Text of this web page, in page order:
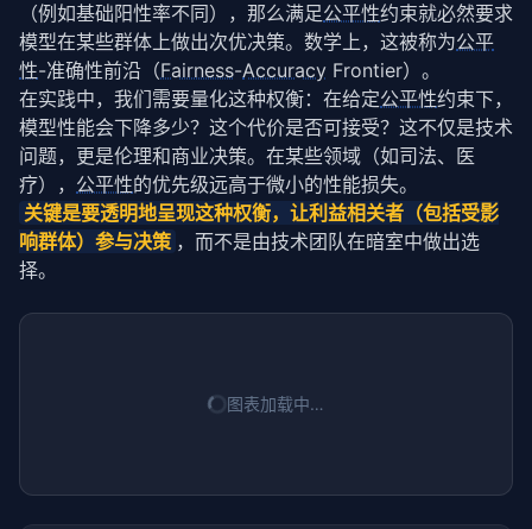
（例如基础阳性率不同），那么满足公平性约束就必然要求
模型在某些群体上做出次优决策。数学上，这被称为公平
性-准确性前沿（Fairness-Accuracy Frontier）。
在实践中，我们需要量化这种权衡：在给定公平性约束下，
模型性能会下降多少？这个代价是否可接受？这不仅是技术
问题，更是伦理和商业决策。在某些领域（如司法、医
疗）， 公平性的优先级远高于微小的性能损失。
关键是要透明地呈现这种权衡，让利益相关者（包括受影
响群体）参与决策 ，而不是由技术团队在暗室中做出选
择。
图表加载中…